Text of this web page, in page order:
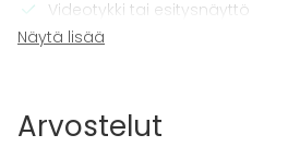
Videotykki tai esitysnäyttö
Mikrofoni
Näytä lisää
Arvostelut